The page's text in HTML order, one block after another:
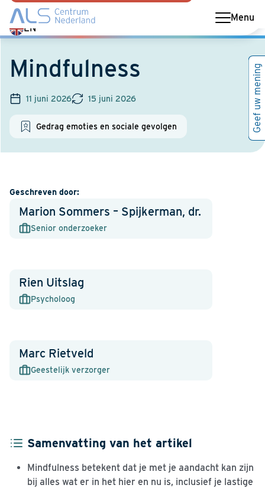
Menu
EN
Switch
language
English
Mindfulness
11 juni 2026 15 juni 2026
Gedrag emoties en sociale gevolgen
Geschreven door:
Marion Sommers – Spijkerman, dr.
Senior onderzoeker
Rien Uitslag
Psycholoog
Marc Rietveld
Geestelijk verzorger
Samenvatting van het artikel
Mindfulness betekent dat je met je aandacht kan zijn
bij alles wat er in het hier en nu is, inclusief je lastige
Geef uw mening